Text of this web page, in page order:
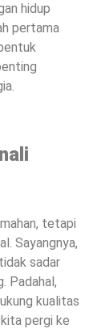
hidup
pertama
tetapi
Sayangnya,
sadar
Padahal,
kualitas
pergi ke